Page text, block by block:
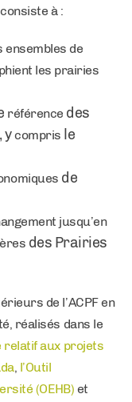
à :
ensembles de
les prairies
référence des
, ycompris le
de
jusqu’en
des Prairies
de l’ACPF en
réalisés dans le
relatif aux projets
, l’Outil
(OEHB) et